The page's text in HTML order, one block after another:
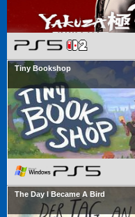
Tiny Bookshop
The Day I Became A Bird